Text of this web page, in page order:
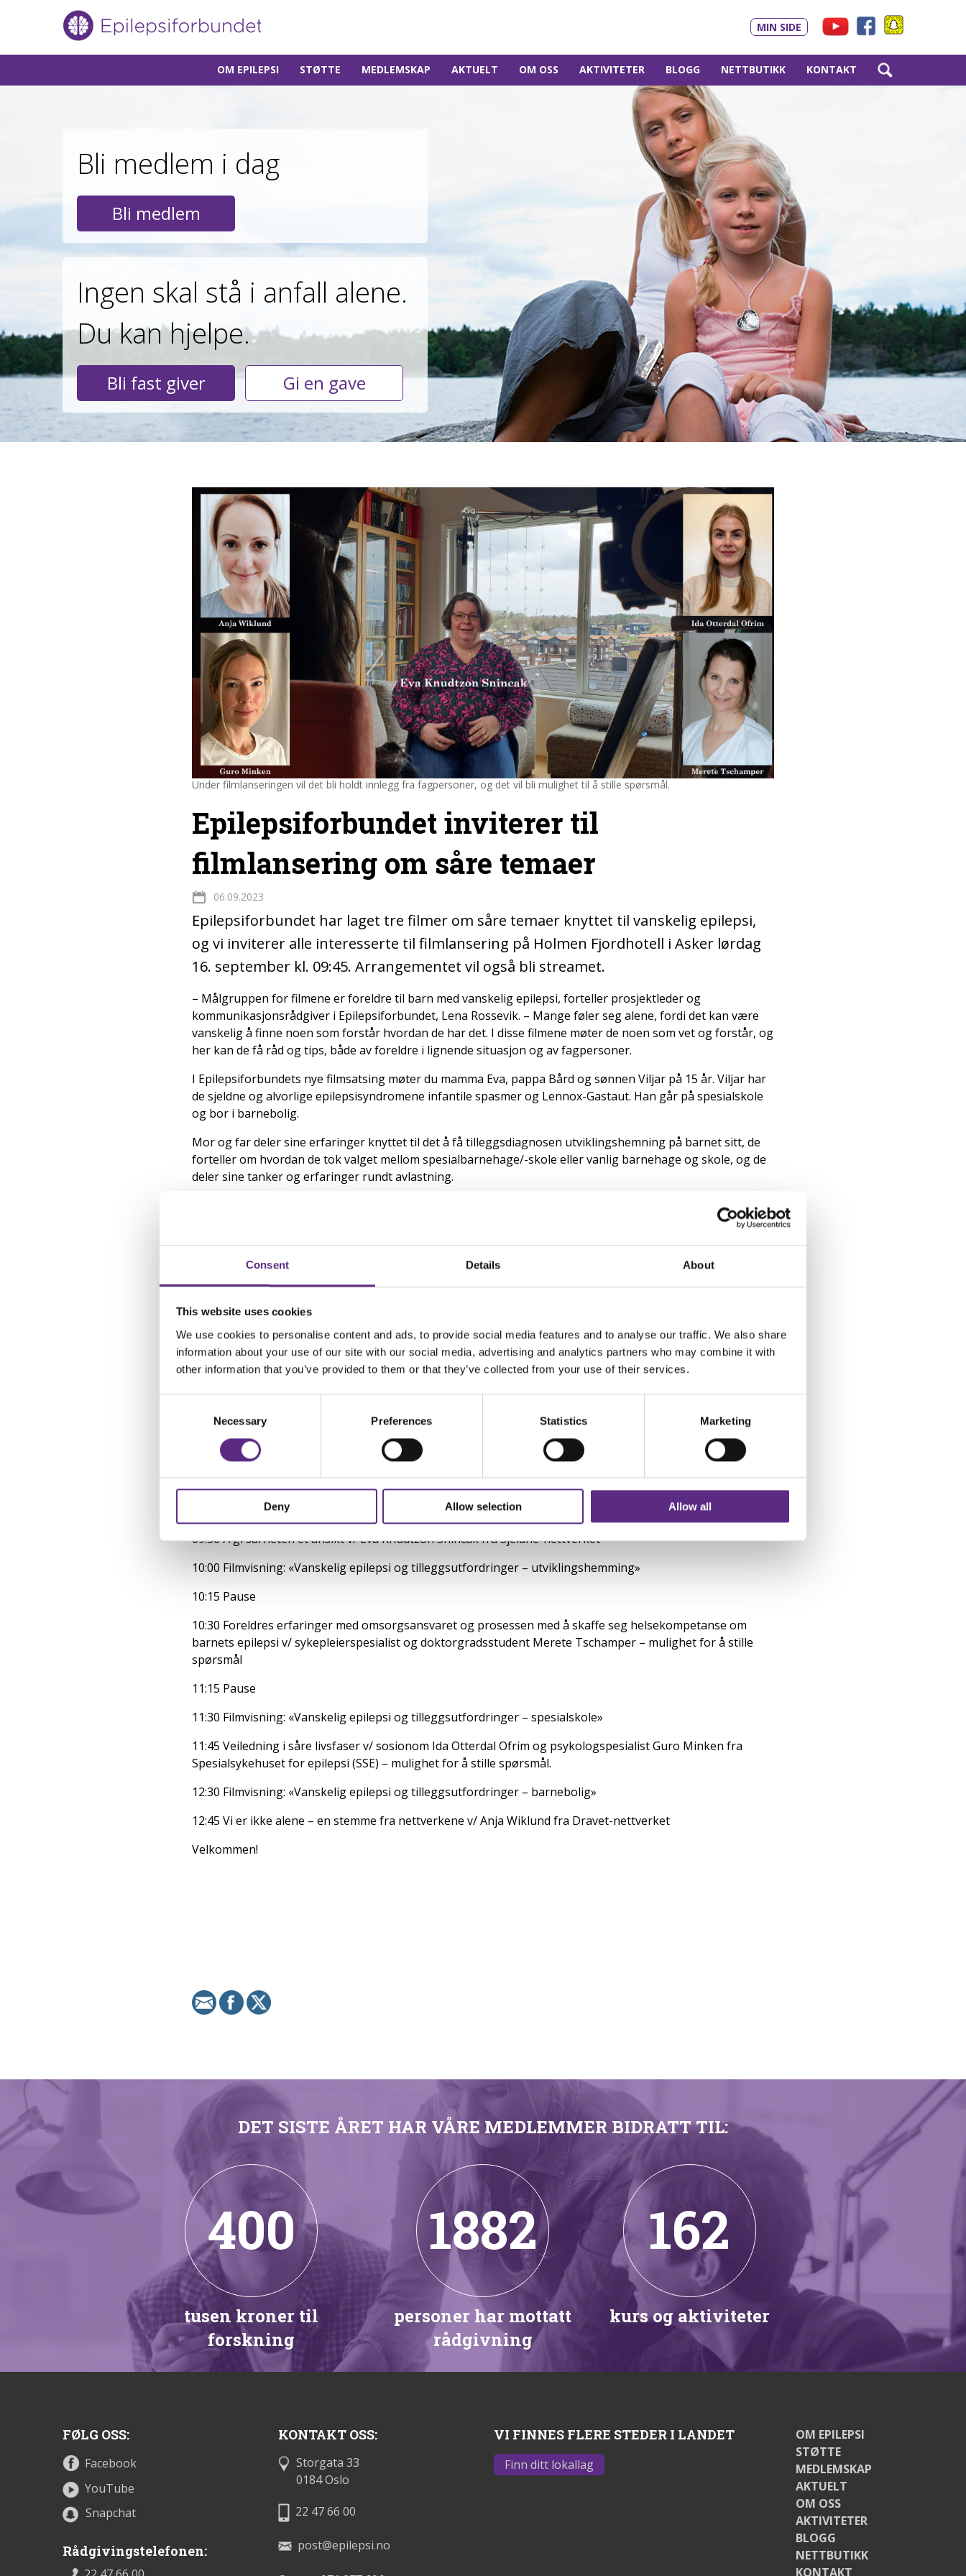
Consent Details About
This website uses cookies
We use cookies to personalise content and ads, to provide social media features and to analyse our traffic. We also share
information about your use of our site with our social media, advertising and analytics partners who may combine it with
other information that you’ve provided to them or that they’ve collected from your use of their services.
Necessary Preferences Statistics Marketing
Deny Allow selection Allow all
MIN SIDE
OM EPILEPSI STØTTE MEDLEMSKAP AKTUELT OM OSS AKTIVITETER BLOGG NETTBUTIKK KONTAKT
Bli medlem i dag
Bli medlem
Ingen skal stå i anfall alene.
Du kan hjelpe.
Bli fast giver Gi en gave
Under filmlanseringen vil det bli holdt innlegg fra fagpersoner, og det vil bli mulighet til å stille spørsmål.
Epilepsiforbundet inviterer til
filmlansering om såre temaer
06.09.2023
Epilepsiforbundet har laget tre filmer om såre temaer knyttet til vanskelig epilepsi,
og vi inviterer alle interesserte til filmlansering på Holmen Fjordhotell i Asker lørdag
16. september kl. 09:45. Arrangementet vil også bli streamet.
– Målgruppen for filmene er foreldre til barn med vanskelig epilepsi, forteller prosjektleder og
kommunikasjonsrådgiver i Epilepsiforbundet, Lena Rossevik. – Mange føler seg alene, fordi det kan være
vanskelig å finne noen som forstår hvordan de har det. I disse filmene møter de noen som vet og forstår, og
her kan de få råd og tips, både av foreldre i lignende situasjon og av fagpersoner.
I Epilepsiforbundets nye filmsatsing møter du mamma Eva, pappa Bård og sønnen Viljar på 15 år. Viljar har
de sjeldne og alvorlige epilepsisyndromene infantile spasmer og Lennox-Gastaut. Han går på spesialskole
og bor i barnebolig.
Mor og far deler sine erfaringer knyttet til det å få tilleggsdiagnosen utviklingshemning på barnet sitt, de
forteller om hvordan de tok valget mellom spesialbarnehage/-skole eller vanlig barnehage og skole, og de
deler sine tanker og erfaringer rundt avlastning.
– Dette er temaer som det kan være veldig sårt og vanskelig å snakke om, sier Rossevik. – Her må mange
hvem er ikke det.»
det bli mulighet til å stille spørsmål til fagpersonene, for dem som måtte ønske det.
Påmelding innen 14. september sendes på mail til benthelill@epilepsi.no.
For dere som ikke har mulighet til å være fysisk til stede, men gjerne vil se arrangementet, vil det bli lagt ut
Filmene vil også bli å se på vår Facebook-side og
i løpet av lørdag 16. september.
Filmprosjektet er støttet av Stiftelsen Dam.
Program
09:45 Velkommen v/ Benthe Lill Krigerød og prosjektleder Lena Rossevik
09:50 Å gi sårheten et ansikt v/ Eva Knudtzon Snincak fra Sjeldne-nettverket
10:00 Filmvisning: «Vanskelig epilepsi og tilleggsutfordringer – utviklingshemming»
10:15 Pause
10:30 Foreldres erfaringer med omsorgsansvaret og prosessen med å skaffe seg helsekompetanse om
barnets epilepsi v/ sykepleierspesialist og doktorgradsstudent Merete Tschamper – mulighet for å stille
spørsmål
11:15 Pause
11:30 Filmvisning: «Vanskelig epilepsi og tilleggsutfordringer – spesialskole»
11:45 Veiledning i såre livsfaser v/ sosionom Ida Otterdal Ofrim og psykologspesialist Guro Minken fra
Spesialsykehuset for epilepsi (SSE) – mulighet for å stille spørsmål.
12:30 Filmvisning: «Vanskelig epilepsi og tilleggsutfordringer – barnebolig»
12:45 Vi er ikke alene – en stemme fra nettverkene v/ Anja Wiklund fra Dravet-nettverket
Velkommen!
DET SISTE ÅRET HAR VÅRE MEDLEMMER BIDRATT TIL:
400
tusen kroner til
forskning
1882
personer har mottatt
rådgivning
162
kurs og aktiviteter
FØLG OSS:
Facebook
YouTube
Snapchat
Rådgivingstelefonen:
KONTAKT OSS:
Storgata 33
0184 Oslo
22 47 66 00
post@epilepsi.no
VI FINNES FLERE STEDER I LANDET
Finn ditt lokallag
OM EPILEPSI
STØTTE
MEDLEMSKAP
AKTUELT
OM OSS
AKTIVITETER
BLOGG
NETTBUTIKK
KONTAKT